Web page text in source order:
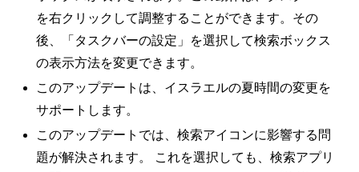
を右クリックして調整することができます。その
後、「タスクバーの設定」を選択して検索ボックス
の表示方法を変更できます。
このアップデートは、イスラエルの夏時間の変更を
サポートします。
このアップデートでは、検索アイコンに影響する問
題が解決されます。 これを選択しても、検索アプリ